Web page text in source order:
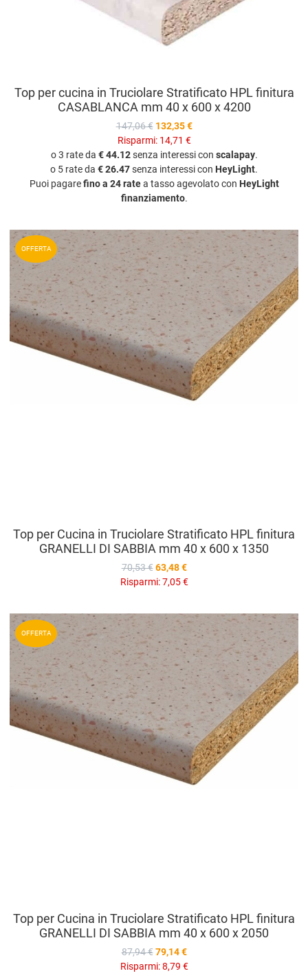
Top per cucina in Truciolare Stratificato HPL finitura
CASABLANCA mm 40 x 600 x 4200
147,06 € 132,35 €
Risparmi: 14,71 €
o 3 rate da € 44.12senza interessi con scalapay.
o 5 rate da € 26.47senza interessi con HeyLight.
Puoi pagarefino a 24 ratea tasso agevolato con HeyLight
finanziamento.
OFFERTA
Top per Cucina in Truciolare Stratificato HPL finitura
GRANELLI DI SABBIA mm 40 x 600 x 1350
70,53 € 63,48 €
Risparmi:7,05 €
OFFERTA
Top per Cucina in Truciolare Stratificato HPL finitura
GRANELLI DI SABBIA mm 40 x 600 x 2050
87,94 € 79,14 €
Risparmi:8,79 €